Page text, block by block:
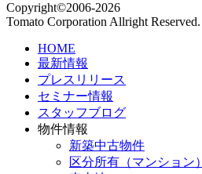
Copyright©2006-2026
Tomato Corporation Allright Reserved.
HOME
最新情報
プレスリリース
セミナー情報
スタッフブログ
物件情報
新築中古物件
区分所有（マンション）